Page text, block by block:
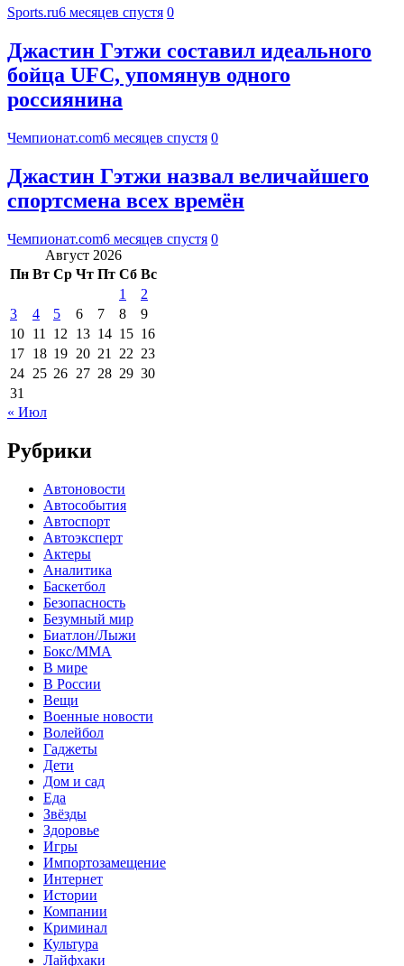
Sports.ru6 месяцев спустя 0
Джастин Гэтжи составил идеального
бойца UFC, упомянув одного
россиянина
Чемпионат.com6 месяцев спустя 0
Джастин Гэтжи назвал величайшего
спортсмена всех времён
Чемпионат.com6 месяцев спустя 0
Август 2026
Пн Вт Ср Чт Пт Сб Вс
1
2
3
4 5 6 7 8
9
10 11 12 13 14 15 16
17 18 19 20 21 22 23
24 25 26 27 28 29 30
31
« Июл
Рубрики
Автоновости
Автособытия
Автоспорт
Автоэксперт
Актеры
Аналитика
Баскетбол
Безопасность
Безумный мир
Биатлон/Лыжи
Бокс/MMA
В мире
В России
Вещи
Военные новости
Волейбол
Гаджеты
Дети
Дом и сад
Еда
Звёзды
Здоровье
Игры
Импортозамещение
Интернет
Истории
Компании
Криминал
Культура
Лайфхаки